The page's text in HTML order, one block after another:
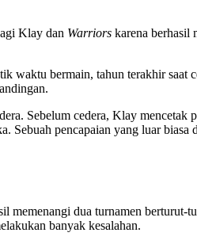
Klay dan Warriors karena berhasil
waktu bermain, tahun terakhir saat
Sebelum cedera, Klay mencetak
Sebuah pencapaian yang luar biasa
memenangi dua turnamen berturut-
banyak kesalahan.